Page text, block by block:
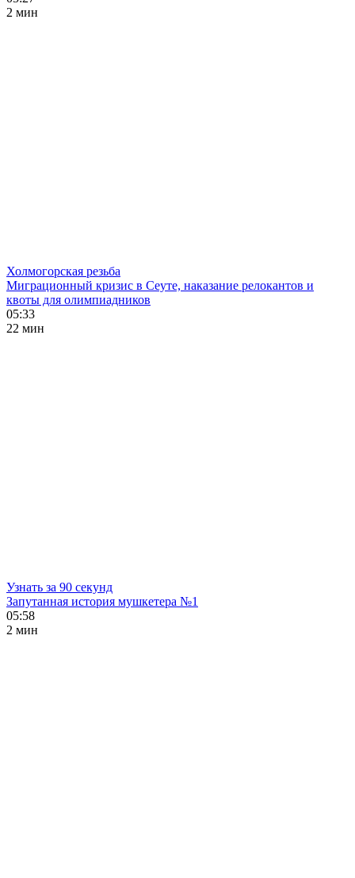
2 мин
Холмогорская резьба
Миграционный кризис в Сеуте, наказание релокантов и
квоты для олимпиадников
05:33
22 мин
Узнать за 90 секунд
Запутанная история мушкетера №1
05:58
2 мин